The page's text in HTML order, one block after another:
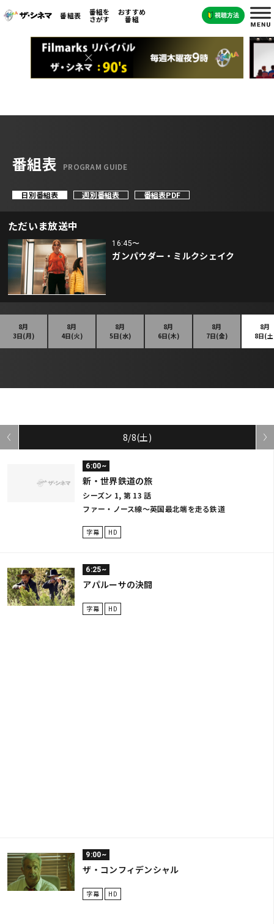
番組表 番組を
さがす
おすすめ
番組
番組表 PROGRAM GUIDE
日別番組表 週別番組表 番組表PDF
ただいま放送中
16:45〜
ガンパウダー・ミルクシェイク
8月
3日(月)
8月
4日(火)
8月
5日(水)
8月
6日(木)
8月
7日(金)
8月
8日(
8/8(土)
6:00~
新・世界鉄道の旅
シーズン 1, 第 13 話
ファー・ノース線～英国最北端を走る鉄道
字幕 HD
6:25~
アパルーサの決闘
字幕 HD
9:00~
ザ・コンフィデンシャル
字幕 HD